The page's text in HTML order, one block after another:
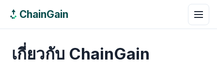
ChainGain
เกี่ยวกับ ChainGain